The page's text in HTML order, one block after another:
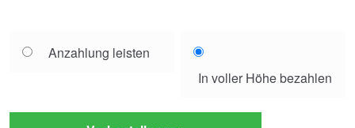
your
Anzahlung leisten
In voller Höhe bezahlen